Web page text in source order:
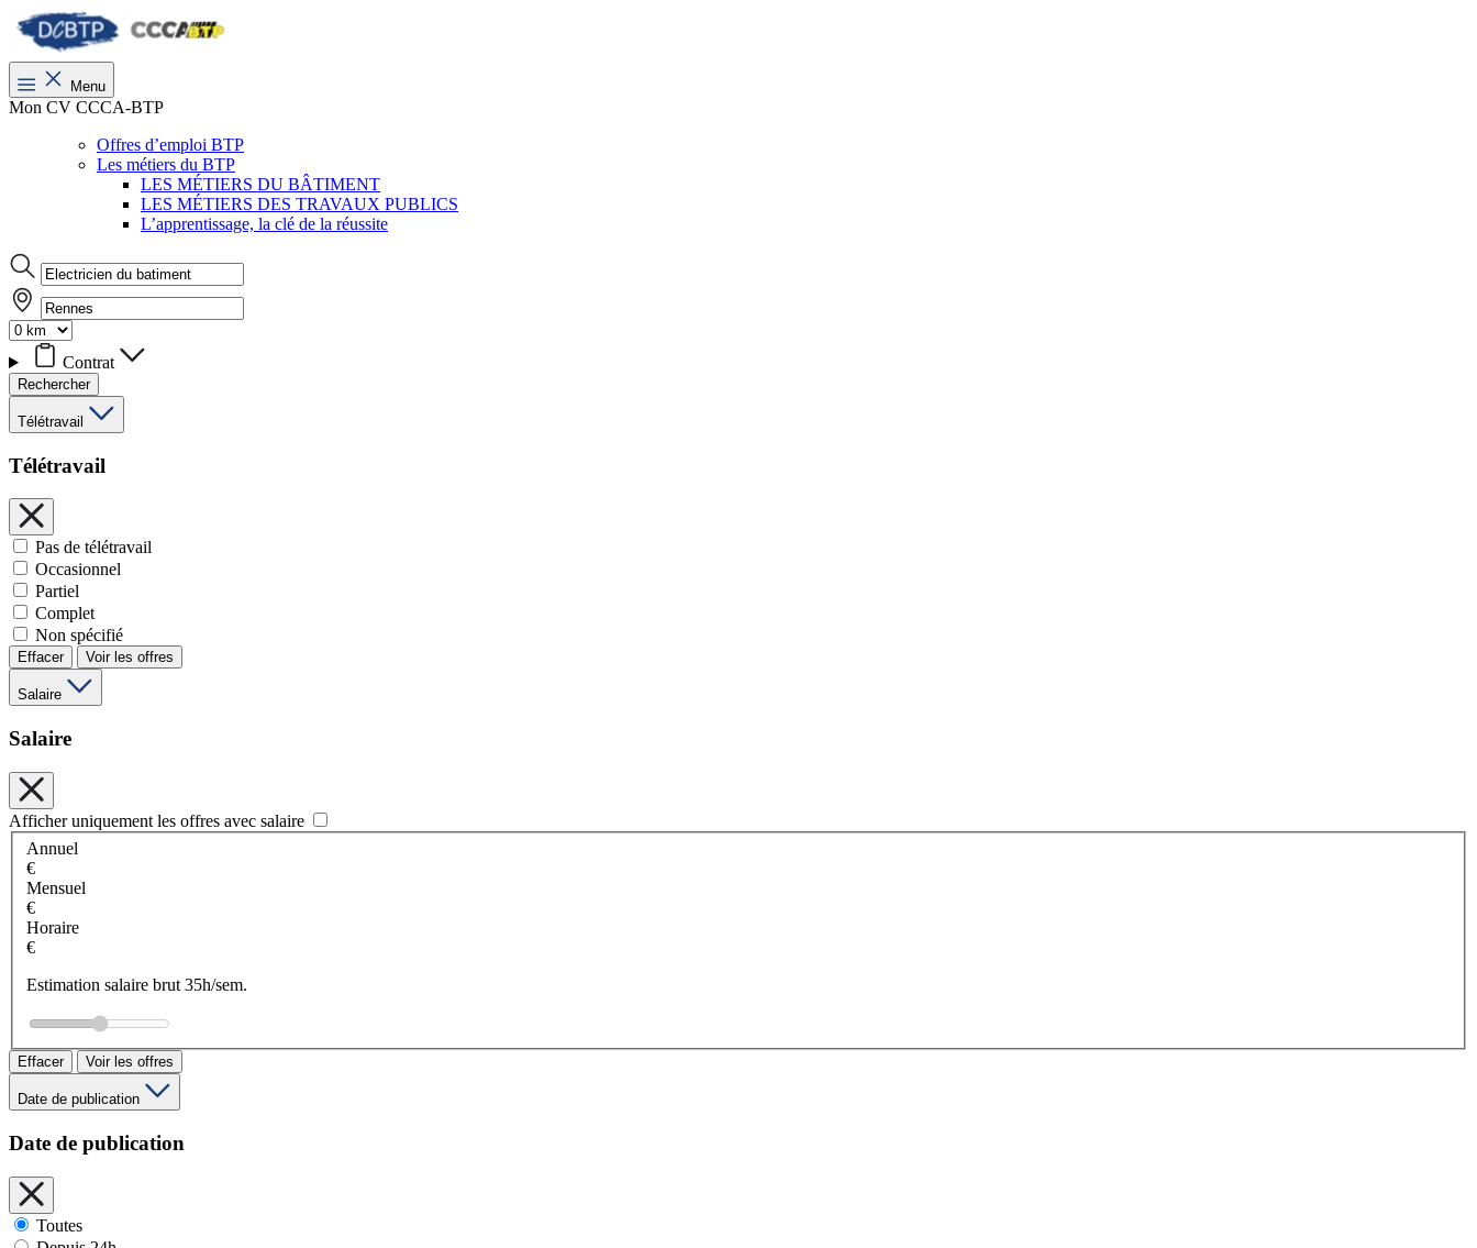
Menu
Mon CV CCCA-BTP
Offres d’emploi BTP
Les métiers du BTP
LES MÉTIERS DU BÂTIMENT
LES MÉTIERS DES TRAVAUX PUBLICS
L’apprentissage, la clé de la réussite
Contrat
Rechercher
Télétravail
Télétravail
Pas de télétravail
Occasionnel
Partiel
Complet
Non spécifié
Effacer Voir les offres
Salaire
Salaire
Afficher uniquement les offres avec salaire
Annuel
€
Mensuel
€
Horaire
€
Estimation salaire brut 35h/sem.
Effacer Voir les offres
Date de publication
Date de publication
Toutes